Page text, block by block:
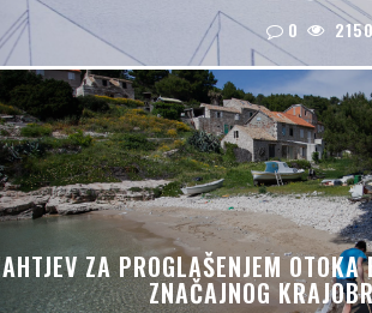
0
ZA PROGLAŠENJEM OTOKA
ZNAČAJNOG